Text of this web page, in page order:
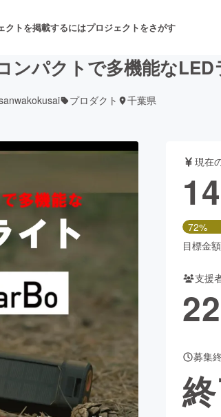
クトを掲載するにはプロジェクトをさがす
舞台・パフォーマンス
開発
ビューティー・ヘルス
for Social GoodCAMPFIRE Creation
ふるさと納税 machi-yaコミュニティ
ンパクトで多機能な
プロダクト 千葉県
現在
72%
目標金
支援
22
募集